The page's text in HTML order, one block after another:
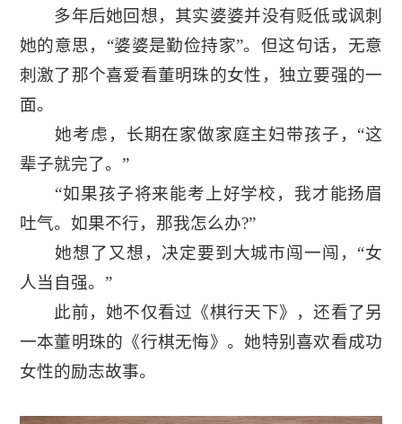
多年后她回想，其实婆婆并没有贬低或讽刺
她的意思，“婆婆是勤俭持家”。但这句话，无意
刺激了那个喜爱看董明珠的女性，独立要强的一
面。
她考虑，长期在家做家庭主妇带孩子，“这
辈子就完了。”
“如果孩子将来能考上好学校，我才能扬眉
吐气。如果不行，那我怎么办?”
她想了又想，决定要到大城市闯一闯，“女
人当自强。”
此前，她不仅看过《棋行天下》，还看了另
一本董明珠的《行棋无悔》。她特别喜欢看成功
女性的励志故事。